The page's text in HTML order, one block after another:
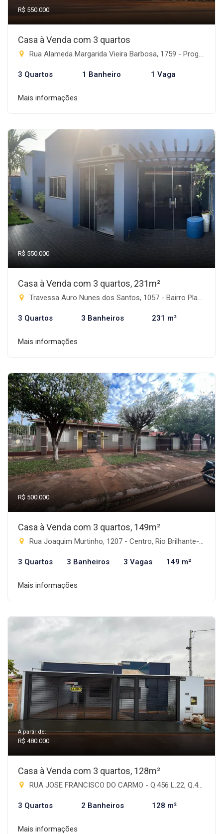
R$ 550.000
Casa à Venda com 3 quartos
Rua Alameda Margarida Vieira Barbosa, 1759 - Progresso, Rio Brilhante-MS
3 Quartos 1 Banheiro 1 Vaga
Mais informações
R$ 550.000
Casa à Venda com 3 quartos, 231m²
Travessa Auro Nunes dos Santos, 1057 - Bairro Planalto, Rio Brilhante-MS
3 Quartos 3 Banheiros 231 m²
Mais informações
R$ 500.000
Casa à Venda com 3 quartos, 149m²
Rua Joaquim Murtinho, 1207 - Centro, Rio Brilhante-MS
3 Quartos 3 Banheiros 3 Vagas 149 m²
Mais informações
A partir de:
R$ 480.000
Casa à Venda com 3 quartos, 128m²
RUA JOSE FRANCISCO DO CARMO - Q.456 L.22, Q.459 L.22 - Antônia de Souza Barbosa, Rio Brilhante-MS
3 Quartos 2 Banheiros 128 m²
Mais informações